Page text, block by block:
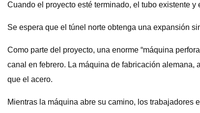
Cuando el proyecto esté terminado, el tubo existente
Se espera que el túnel norte obtenga una expansión
Como parte del proyecto, una enorme “máquina
canal en febrero. La máquina de fabricación alemana,
que el acero.
Mientras la máquina abre su camino, los trabajadores